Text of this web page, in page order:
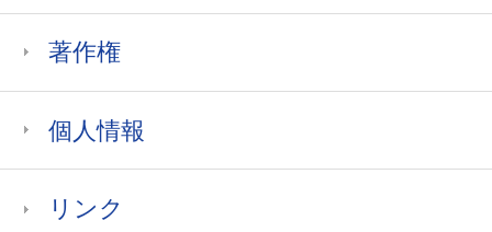
著作権
個人情報
リンク